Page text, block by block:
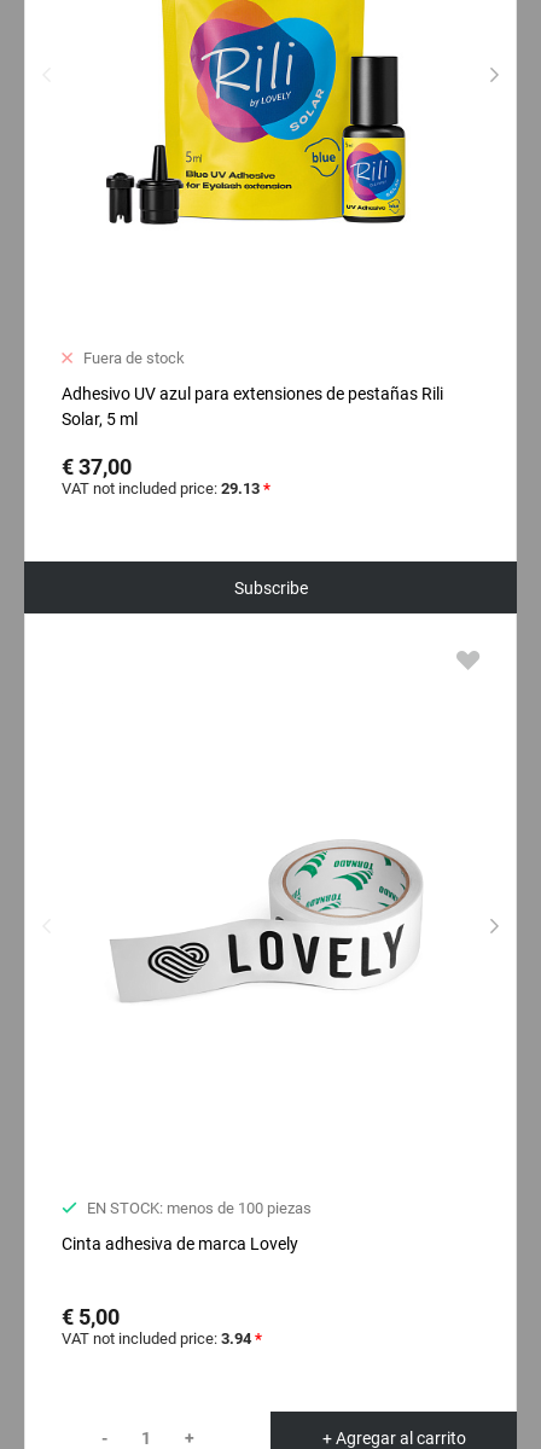
Fuera de stock
Adhesivo UV azul para extensiones de pestañas Rili
Solar, 5 ml
€ 37,00
VAT not included price: 29.13 *
Subscribe
EN STOCK: menos de 100 piezas
Cinta adhesiva de marca Lovely
€ 5,00
VAT not included price: 3.94 *
- + + Agregar al carrito